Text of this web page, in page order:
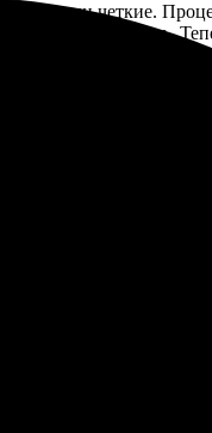
детали четкие.
не повредилось.
Сайт
выглядит очень